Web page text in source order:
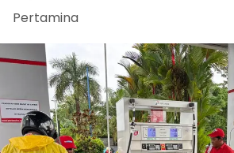
Pertamina